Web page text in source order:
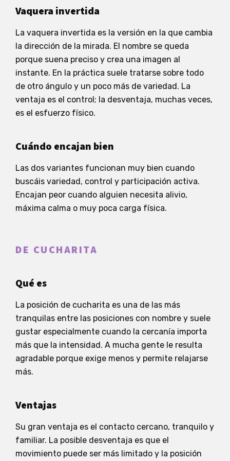
Vaquera invertida
La vaquera invertida es la versión en la que cambia
la dirección de la mirada. El nombre se queda
porque suena preciso y crea una imagen al
instante. En la práctica suele tratarse sobre todo
de otro ángulo y un poco más de variedad. La
ventaja es el control; la desventaja, muchas veces,
es el esfuerzo físico.
Cuándo encajan bien
Las dos variantes funcionan muy bien cuando
buscáis variedad, control y participación activa.
Encajan peor cuando alguien necesita alivio,
máxima calma o muy poca carga física.
DE CUCHARITA
Qué es
La posición de cucharita es una de las más
tranquilas entre las posiciones con nombre y suele
gustar especialmente cuando la cercanía importa
más que la intensidad. A mucha gente le resulta
agradable porque exige menos y permite relajarse
más.
Ventajas
Su gran ventaja es el contacto cercano, tranquilo y
familiar. La posible desventaja es que el
movimiento puede ser más limitado y la posición